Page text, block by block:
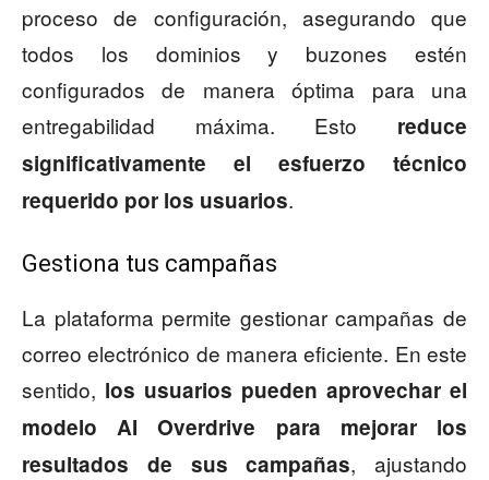
proceso de configuración, asegurando que
todos los dominios y buzones estén
configurados de manera óptima para una
entregabilidad máxima. Esto reduce
significativamente el esfuerzo técnico
requerido por los usuarios.
Gestiona tus campañas
La plataforma permite gestionar campañas de
correo electrónico de manera eficiente. En este
sentido, los usuarios pueden aprovechar el
modelo AI Overdrive para mejorar los
resultados de sus campañas, ajustando